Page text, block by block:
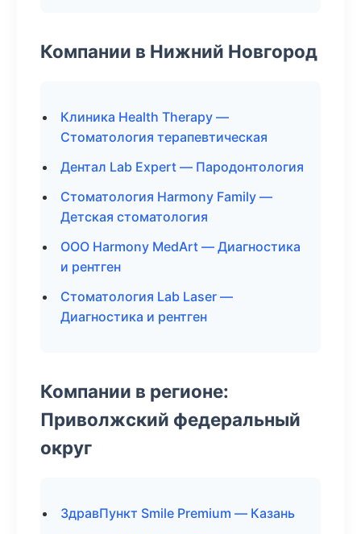
Компании в Нижний Новгород
Клиника Health Therapy —
Стоматология терапевтическая
Дентал Lab Expert — Пародонтология
Стоматология Harmony Family —
Детская стоматология
ООО Harmony MedArt — Диагностика
и рентген
Стоматология Lab Laser —
Диагностика и рентген
Компании в регионе:
Приволжский федеральный
округ
ЗдравПункт Smile Premium — Казань